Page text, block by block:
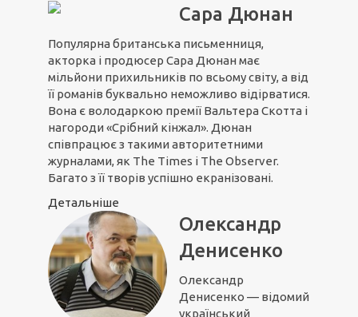
Сара Дюнан
Популярна британська письменниця,
акторка і продюсер Сара Дюнан має
мільйони прихильників по всьому світу, а від
її романів буквально неможливо відірватися.
Вона є володаркою премії Вальтера Скотта і
нагороди «Срібний кінжал». Дюнан
співпрацює з такими авторитетними
журналами, як The Times і The Observer.
Багато з її творів успішно екранізовані.
Детальніше
Олександр
Денисенко
Олександр
Денисенко — відомий
український